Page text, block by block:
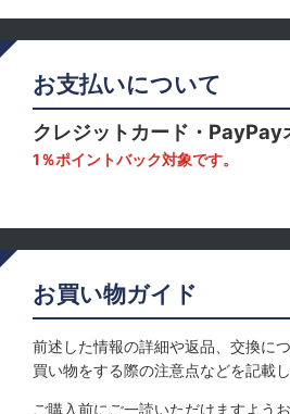
お支払いについて
クレジットカード・PayPay
1％ポイントバック対象です。
お買い物ガイド
前述した情報の詳細や返品、交換に
買い物をする際の注意点などを記載し
ご購入前にご一読いただけますよう